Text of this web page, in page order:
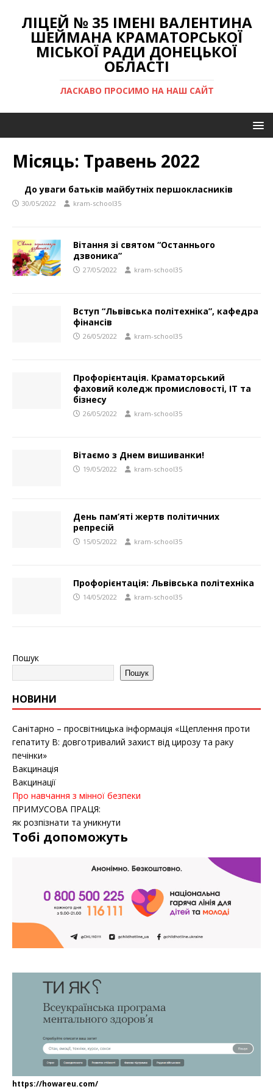
ЛІЦЕЙ № 35 ІМЕНІ ВАЛЕНТИНА
ШЕЙМАНА КРАМАТОРСЬКОЇ
МІСЬКОЇ РАДИ ДОНЕЦЬКОЇ
ОБЛАСТІ
ЛАСКАВО ПРОСИМО НА НАШ САЙТ
Місяць: Травень 2022
До уваги батьків майбутніх першокласників
30/05/2022 kram-school35
Вітання зі святом “Останнього
дзвоника”
27/05/2022 kram-school35
Вступ “Львівська політехніка”, кафедра
фінансів
26/05/2022 kram-school35
Профорієнтація. Краматорський
фаховий коледж промисловості, ІТ та
бізнесу
26/05/2022 kram-school35
Вітаємо з Днем вишиванки!
19/05/2022 kram-school35
День пам’яті жертв політичних
репресій
15/05/2022 kram-school35
Профорієнтація: Львівська політехніка
14/05/2022 kram-school35
Пошук
Пошук
НОВИНИ
Санітарно – просвітницька інформація «Щеплення проти
гепатиту B: довготривалий захист від цирозу та раку
печінки»
Вакцинація
Вакцинації
Про навчання з мінної безпеки
ПРИМУСОВА ПРАЦЯ:
як розпізнати та уникнути
Тобі допоможуть
https://howareu.com/